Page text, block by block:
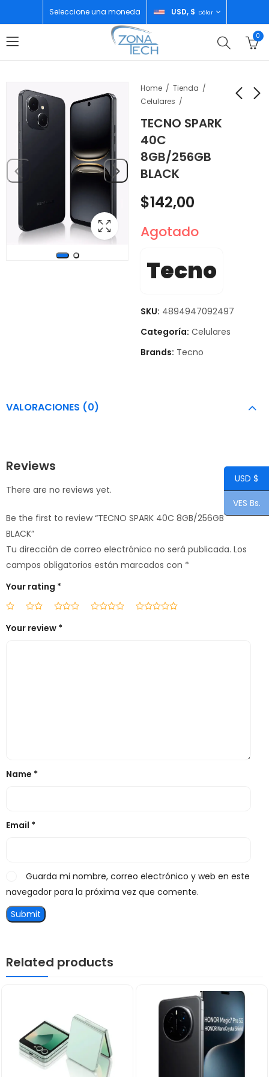
Seleccione una moneda USD, $ Dólar
0
Home
Tienda
Celulares
TECNO SPARK
40C
8GB/256GB
BLACK
CKSTPC4690
$45,00
GOOGLE TV LTK-
$218,00
$142,00
Agotado
Tecno
SKU: 4894947092497
Categoría: Celulares
Brands: Tecno
VALORACIONES (0)
Reviews
There are no reviews yet.
Be the first to review “TECNO SPARK 40C 8GB/256GB
BLACK”
Tu dirección de correo electrónico no será publicada. Los
campos obligatorios están marcados con *
Your rating *
Your review *
Name *
Email *
Guarda mi nombre, correo electrónico y web en este
navegador para la próxima vez que comente.
Related products
USD $
VES Bs.